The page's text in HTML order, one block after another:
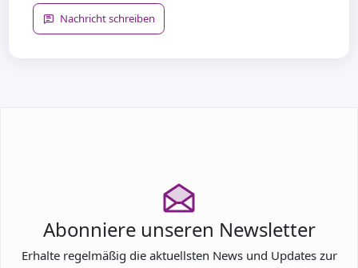
Nachricht schreiben
Abonniere unseren Newsletter
Erhalte regelmäßig die aktuellsten News und Updates zur